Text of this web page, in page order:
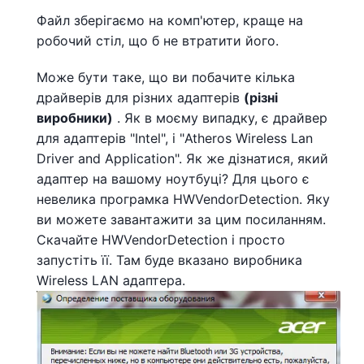
Файл зберігаємо на комп'ютер, краще на
робочий стіл, що б не втратити його.
Може бути таке, що ви побачите кілька
драйверів для різних адаптерів (різні
виробники) . Як в моєму випадку, є драйвер
для адаптерів "Intel", і "Atheros Wireless Lan
Driver and Application". Як же дізнатися, який
адаптер на вашому ноутбуці? Для цього є
невелика програмка HWVendorDetection. Яку
ви можете завантажити за цим посиланням.
Скачайте HWVendorDetection і просто
запустіть її. Там буде вказано виробника
Wireless LAN адаптера.